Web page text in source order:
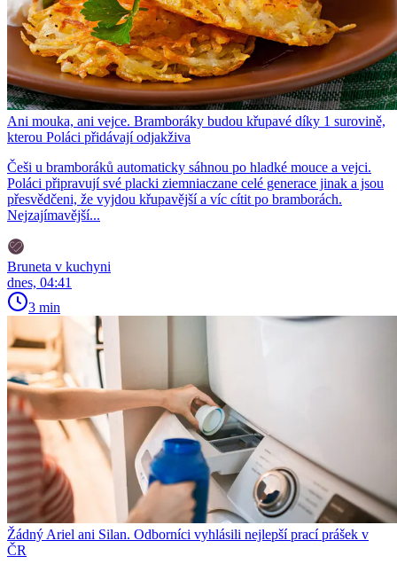
Ani mouka, ani vejce. Bramboráky budou křupavé díky 1 surovině,
kterou Poláci přidávají odjakživa
Češi u bramboráků automaticky sáhnou po hladké mouce a vejci.
Poláci připravují své placki ziemniaczane celé generace jinak a jsou
přesvědčeni, že vyjdou křupavější a víc cítit po bramborách.
Nejzajímavější...
Bruneta v kuchyni
dnes, 04:41
3 min
Žádný Ariel ani Silan. Odborníci vyhlásili nejlepší prací prášek v
ČR